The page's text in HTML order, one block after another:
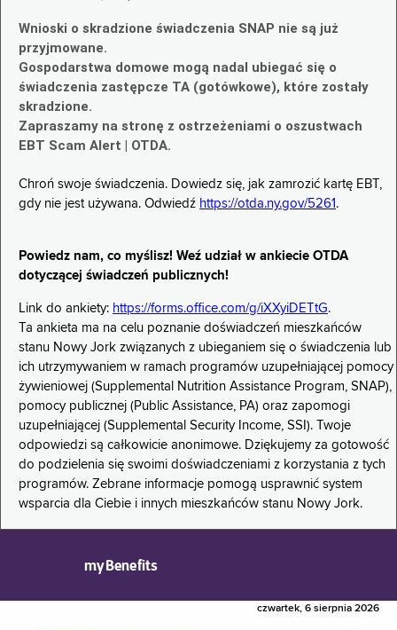
Wnioski o skradzione świadczenia SNAP nie są już
przyjmowane.
Gospodarstwa domowe mogą nadal ubiegać się o
świadczenia zastępcze TA (gotówkowe), które zostały
skradzione.
Zapraszamy na stronę z ostrzeżeniami o oszustwach
EBT Scam Alert | OTDA.
Chroń swoje świadczenia. Dowiedz się, jak zamrozić kartę EBT,
gdy nie jest używana. Odwiedź https://otda.ny.gov/5261 .
Powiedz nam, co myślisz! Weź udział w ankiecie OTDA
dotyczącej świadczeń publicznych!
Link do ankiety: https://forms.office.com/g/iXXyiDETtG.
Ta ankieta ma na celu poznanie doświadczeń mieszkańców
stanu Nowy Jork związanych z ubieganiem się o świadczenia lub
ich utrzymywaniem w ramach programów uzupełniającej pomocy
żywieniowej (Supplemental Nutrition Assistance Program, SNAP),
pomocy publicznej (Public Assistance, PA) oraz zapomogi
uzupełniającej (Supplemental Security Income, SSI). Twoje
odpowiedzi są całkowicie anonimowe. Dziękujemy za gotowość
do podzielenia się swoimi doświadczeniami z korzystania z tych
programów. Zebrane informacje pomogą usprawnić system
wsparcia dla Ciebie i innych mieszkańców stanu Nowy Jork.
myBenefits
czwartek, 6 sierpnia 2026